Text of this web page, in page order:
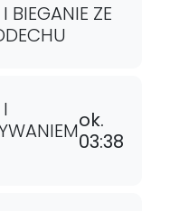
BIEGANIE ZE
ok.
03:38